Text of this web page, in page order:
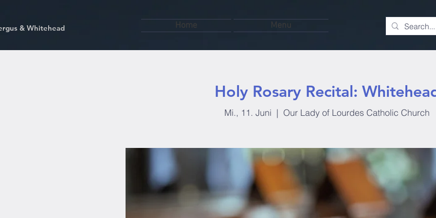
& Whitehead Home Menu
Holy Rosary Recital:
Mi., 11. Juni
  |
Our Lady of Lourdes Catholic Church